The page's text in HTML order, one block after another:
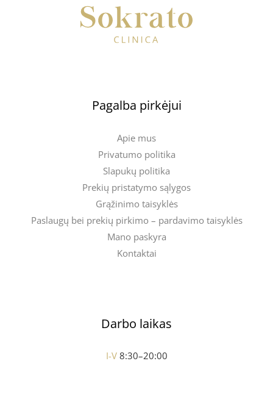
Pagalba pirkėjui
Apie mus
Privatumo politika
Slapukų politika
Prekių pristatymo sąlygos
Grąžinimo taisyklės
Paslaugų bei prekių pirkimo – pardavimo taisyklės
Mano paskyra
Kontaktai
Darbo laikas
I-V 8:30–20:00